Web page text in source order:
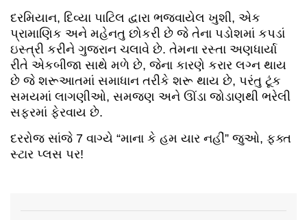
દરમિયાન, દિવ્યા પાટિલ દ્વારા ભજવાયેલ ખુશી, એક
પ્રામાણિક અને મહેનતુ છોકરી છે જે તેના પડોશમાં કપડાં
ઇસ્ત્રી કરીને ગુજરાન ચલાવે છે. તેમના રસ્તા અણધાર્યા
રીતે એકબીજા સાથે મળે છે, જેના કારણે કરાર લગ્ન થાય
છે જે શરૂઆતમાં સમાધાન તરીકે શરૂ થાય છે, પરંતુ ટૂંક
સમયમાં લાગણીઓ, સમજણ અને ઊંડા જોડાણથી ભરેલી
સફરમાં ફેરવાય છે.
દરરોજ સાંજે 7 વાગ્યે “માના કે હમ યાર નહીં” જુઓ, ફક્ત
સ્ટાર પ્લસ પર!